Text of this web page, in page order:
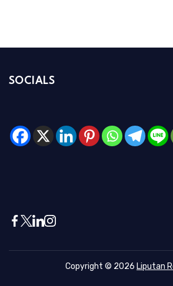
SOCIALS
Copyright © 2026 Liputan